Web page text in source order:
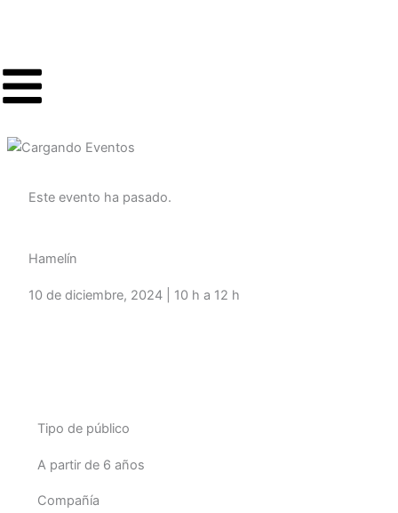
Este evento ha pasado.
Hamelín
10 de diciembre, 2024 | 10 h a 12 h
Tipo de público
A partir de 6 años
Compañía